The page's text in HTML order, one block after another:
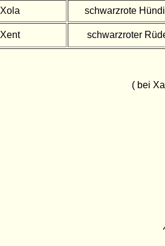
Xola schwarzrote
Xent schwarzroter
( bei